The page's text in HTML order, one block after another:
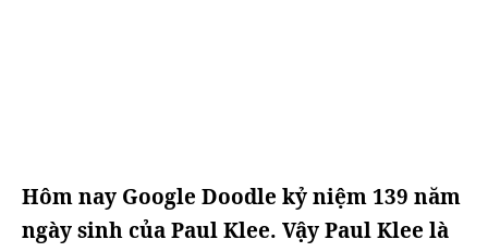
Hôm nay Google Doodle kỷ niệm 139 năm
ngày sinh của Paul Klee. Vậy Paul Klee là